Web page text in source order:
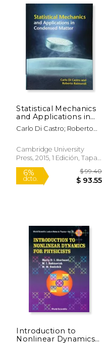
15%
dcto.
$ 99.99
$ 84.99
15%
dcto.
Statistical Mechanics
and Applications in
Condensed Matter
(en Inglés)
Carlo Di Castro; Roberto
Cambridge University
Press, 2015, 1 Edición, Tapa
Dura, Nuevo
Introduction to
Nonlinear Dynamics